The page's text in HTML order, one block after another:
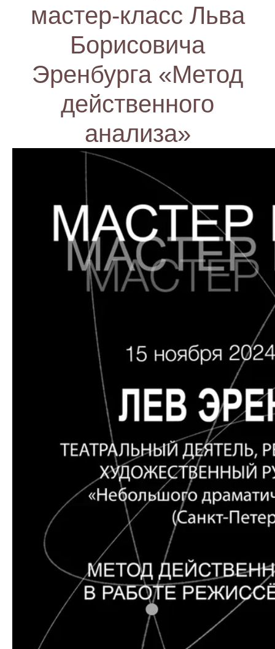
мастер-класс Льва
Борисовича
Эренбурга «Метод
действенного
анализа»